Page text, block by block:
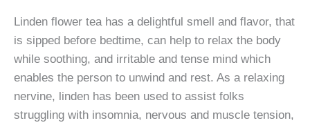
Linden flower tea has a delightful smell and flavor, that
is sipped before bedtime, can help to relax the body
while soothing, and irritable and tense mind which
enables the person to unwind and rest. As a relaxing
nervine, linden has been used to assist folks
struggling with insomnia, nervous and muscle tension,